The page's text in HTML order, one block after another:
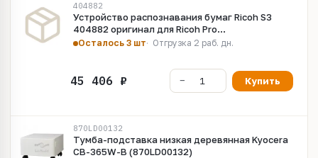
404882
Устройство распознавания бумаг Ricoh S3
404882 оригинал для Ricoh Pro
C5200s/C5210s/Pro
Осталось 3 шт Отгрузка 2 раб. дн.
Купить
870LD00132
Тумба-подставка низкая деревянная Kyocera
CB-365W-B (870LD00132)